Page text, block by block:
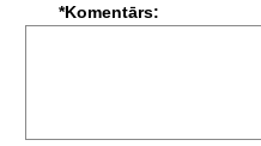
*Komentārs: